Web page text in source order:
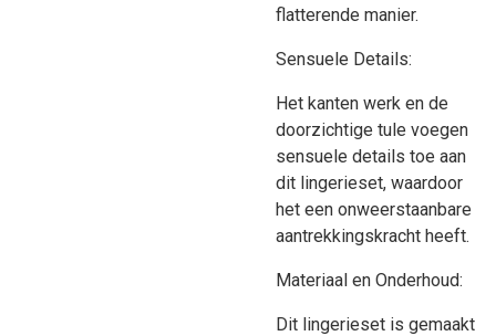
flatterende manier.
Sensuele Details:
Het kanten werk en de
doorzichtige tule voegen
sensuele details toe aan
dit lingerieset, waardoor
het een onweerstaanbare
aantrekkingskracht heeft.
Materiaal en Onderhoud:
Dit lingerieset is gemaakt